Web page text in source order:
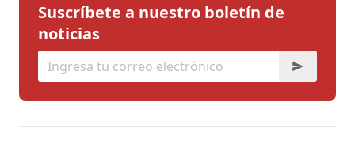
Suscríbete a nuestro boletín de
noticias